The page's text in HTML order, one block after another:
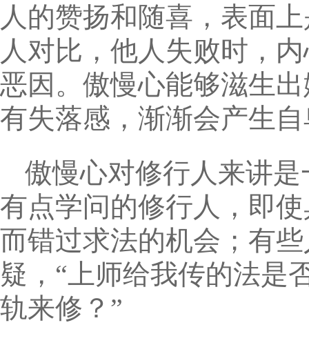
人的赞扬和随喜，表面
人对比，他人失败时，
恶因。傲慢心能够滋生
有失落感，渐渐会产生
傲慢心对修行人来讲
有点学问的修行人，即
而错过求法的机会；有
疑，“上师给我传的法是
轨来修？”